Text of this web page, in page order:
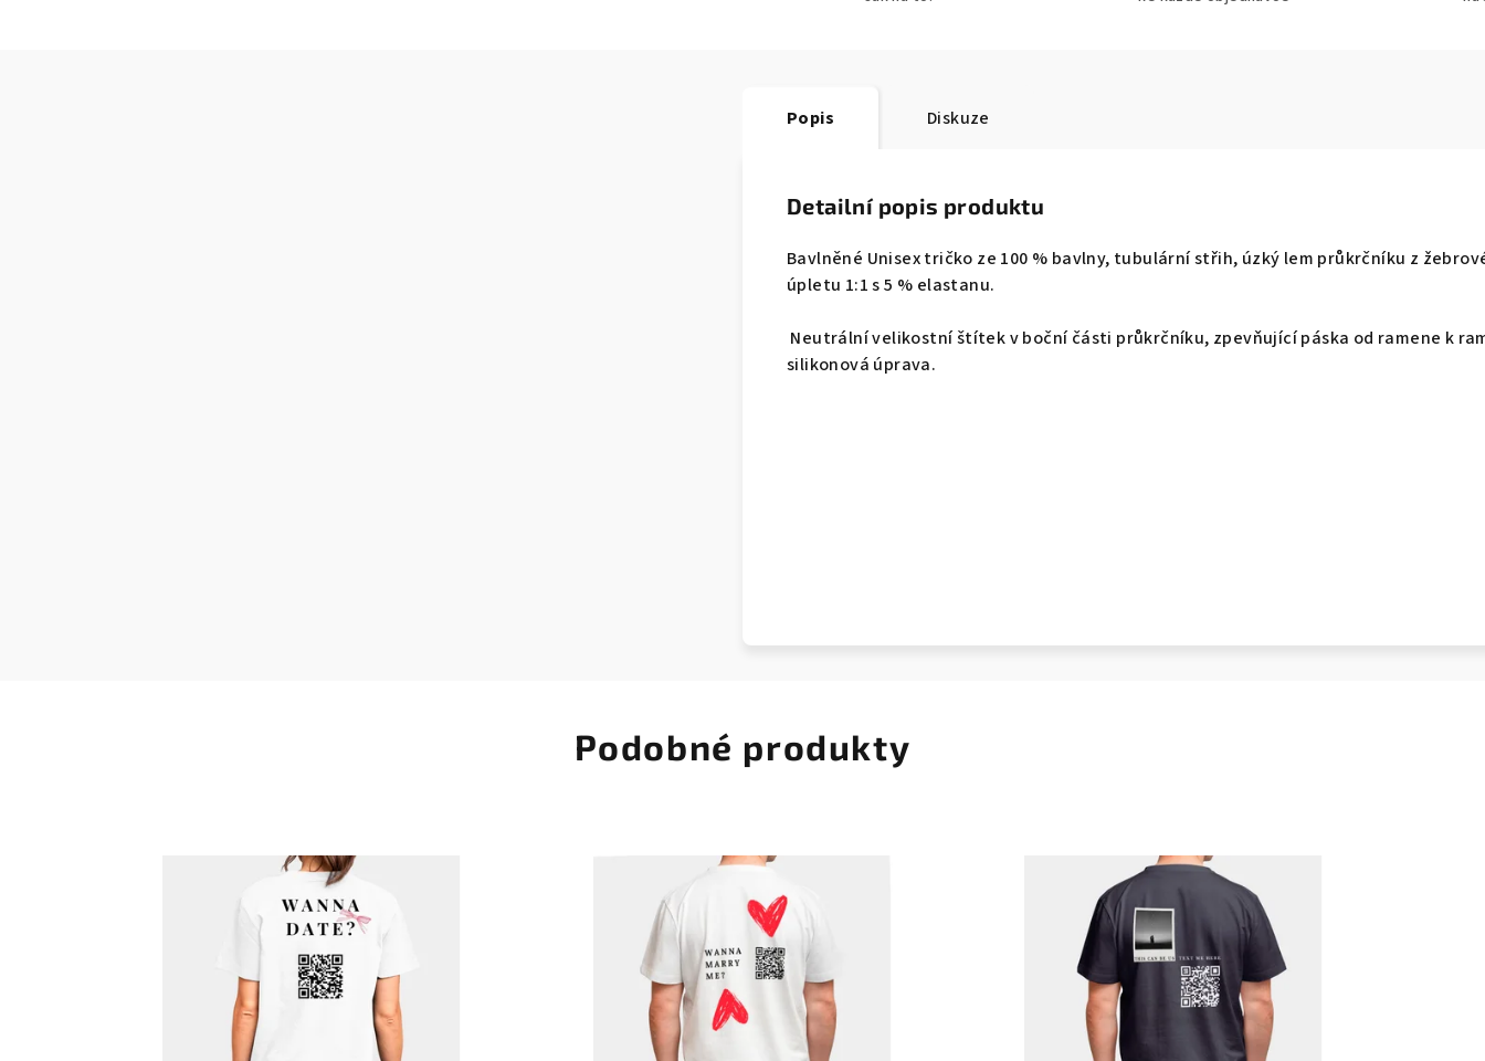
Popis Diskuze
Detailní popis produktu
Bavlněné Unisex tričko ze 100 % bavlny, tubulární střih, úzký lem průkrčníku z
úpletu 1:1 s 5 % elastanu.
Neutrální velikostní štítek v boční části průkrčníku, zpevňující páska od ramene k
silikonová úprava.
Podobné produkty